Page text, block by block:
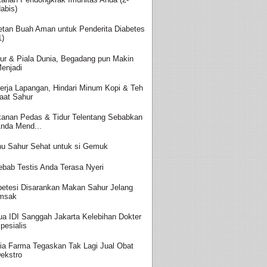
Buah Aman untuk Penderita Diabetes
& Piala Dunia, Begadang pun Makin
Lapangan, Hindari Minum Kopi & Teh
Sahur
Pedas & Tidur Telentang Sebabkan
Mend...
Sahur Sehat untuk si Gemuk
Testis Anda Terasa Nyeri
Disarankan Makan Sahur Jelang
IDI Sanggah Jakarta Kelebihan Dokter
Farma Tegaskan Tak Lagi Jual Obat